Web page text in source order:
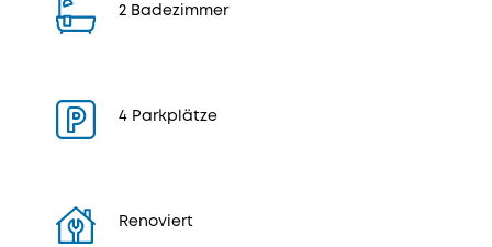
2 Badezimmer
4 Parkplätze
Renoviert